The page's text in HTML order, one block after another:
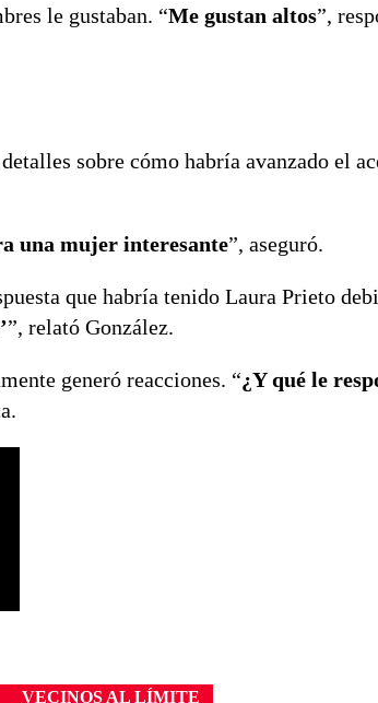
le gustaban. “Me gustan altos”,
sobre cómo habría avanzado el
una mujer interesante”, aseguró.
que habría tenido Laura Prieto
”, relató González.
generó reacciones. “¿Y qué le
VECINOS AL LÍMITE